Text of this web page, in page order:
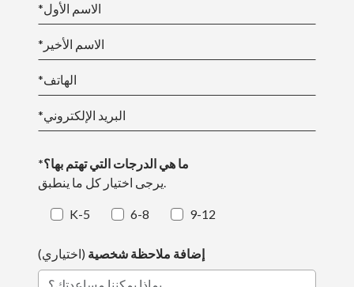
*الاسم الأول
*الاسم الأخير
*الهاتف
*البريد الإلكتروني
*ما هي الدرجات التي تهتم بها؟
يرجى اختيار كل ما ينطبق.
K-5 6-8 9-12
إضافة ملاحظة شخصية (اختياري)